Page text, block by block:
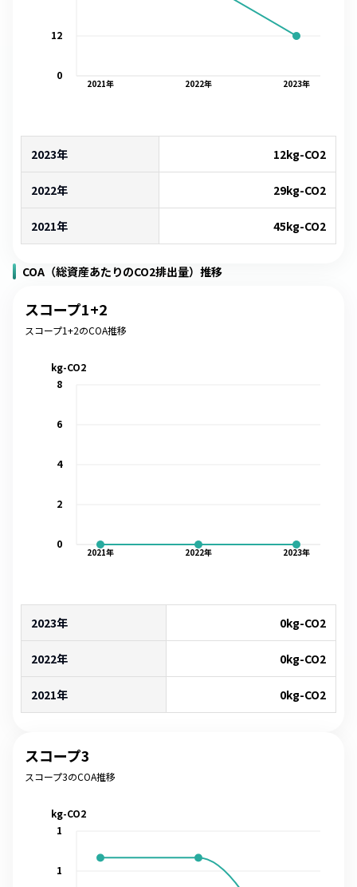
2021年 2022年 2023年
0
12
2023年 12kg-CO2
2022年 29kg-CO2
2021年 45kg-CO2
COA（総資産あたりのCO2排出量）推移
スコープ1+2
スコープ1+2のCOA推移
2021年 2022年 2023年
0
2
4
6
8
kg-CO2
2023年 0kg-CO2
2022年 0kg-CO2
2021年 0kg-CO2
スコープ3
スコープ3のCOA推移
1
1
kg-CO2